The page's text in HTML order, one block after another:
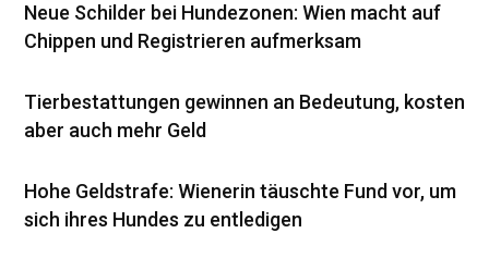
Neue Schilder bei Hundezonen: Wien macht auf
Chippen und Registrieren aufmerksam
Tierbestattungen gewinnen an Bedeutung, kosten
aber auch mehr Geld
Hohe Geldstrafe: Wienerin täuschte Fund vor, um
sich ihres Hundes zu entledigen